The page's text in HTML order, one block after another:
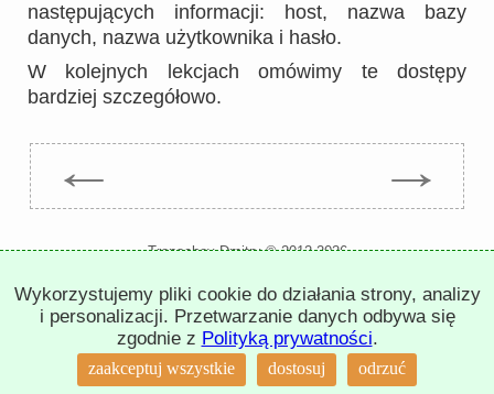
następujących informacji: host, nazwa bazy
danych, nazwa użytkownika i hasło.
W kolejnych lekcjach omówimy te dostępy
bardziej szczegółowo.
← →
Trepachev Dmitry © 2012-2026
polityka prywatności ustawienia plików cookies
Wykorzystujemy pliki cookie do działania strony, analizy
i personalizacji. Przetwarzanie danych odbywa się
zgodnie z Polityką prywatności.
zaakceptuj wszystkie dostosuj odrzuć